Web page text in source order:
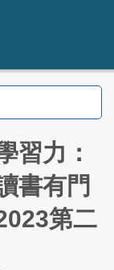
習力：
書有門
第二